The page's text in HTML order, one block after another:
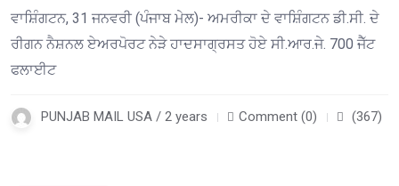
ਵਾਸ਼ਿੰਗਟਨ, 31 ਜਨਵਰੀ (ਪੰਜਾਬ ਮੇਲ)- ਅਮਰੀਕਾ ਦੇ ਵਾਸ਼ਿੰਗਟਨ ਡੀ.ਸੀ. ਦੇ
ਰੀਗਨ ਨੈਸ਼ਨਲ ਏਅਰਪੋਰਟ ਨੇੜੇ ਹਾਦਸਾਗ੍ਰਸਤ ਹੋਏ ਸੀ.ਆਰ.ਜੇ. 700 ਜੈੱਟ
ਫਲਾਈਟ
PUNJAB MAIL USA / 2 years Comment (0) (367)